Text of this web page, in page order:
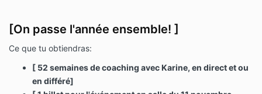
[On passe l'année ensemble! ]
Ce que tu obtiendras:
[ 52 semaines de coaching avec Karine, en direct et ou
en différé]